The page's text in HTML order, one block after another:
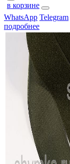
в корзине
WhatsApp Telegram
подробнее